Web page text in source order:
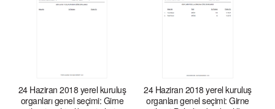
24 Haziran 2018 yerel kuruluş
organları genel seçimi: Girne
24 Haziran 2018 yerel kuruluş
organları genel seçimi: Girne